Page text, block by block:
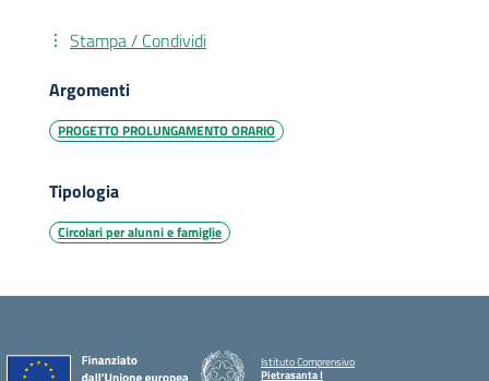
Stampa / Condividi
Argomenti
PROGETTO PROLUNGAMENTO ORARIO
Tipologia
Circolari per alunni e famiglie
Istituto Comprensivo
Pietrasanta I